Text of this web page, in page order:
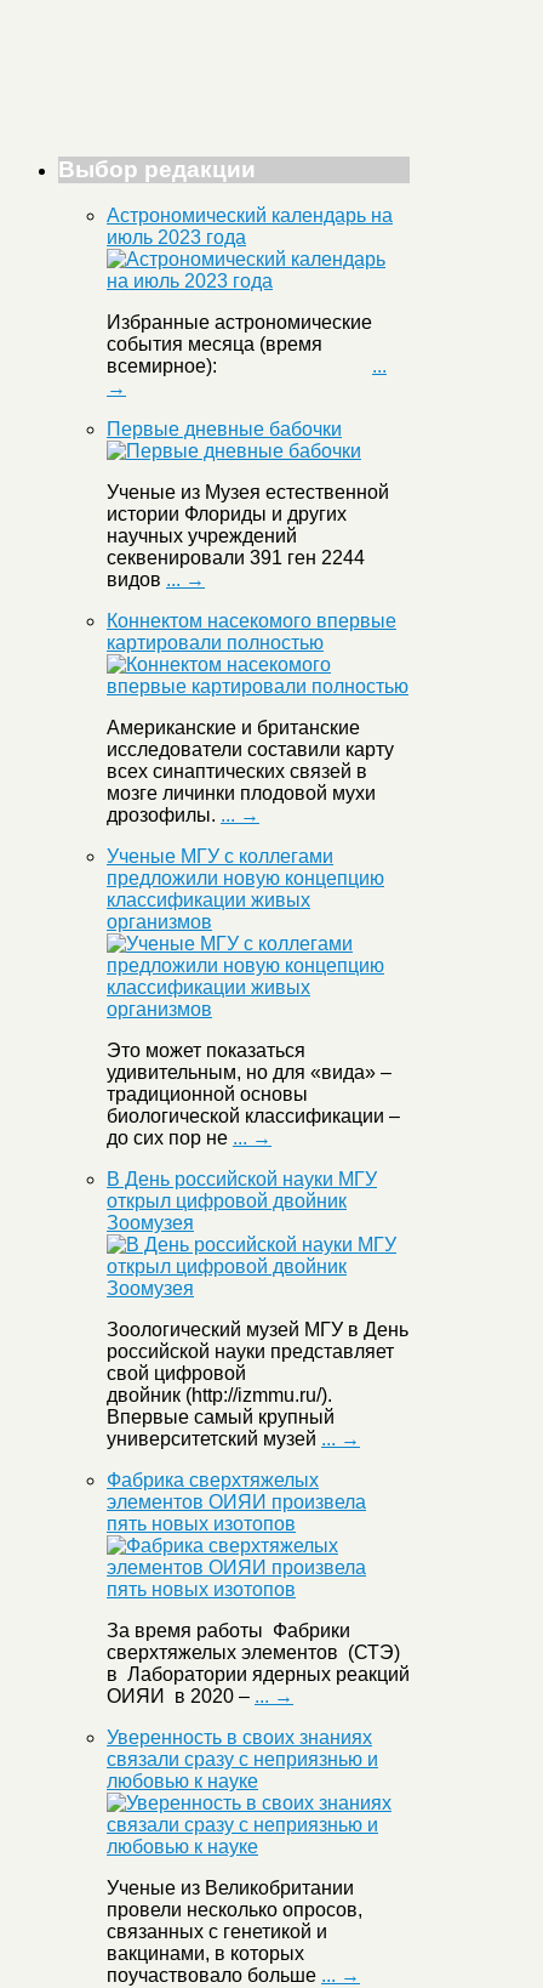
Выбор редакции
Астрономический календарь на
июль 2023 года
Избранные астрономические
события месяца (время
всемирное): ...
→
Первые дневные бабочки
Ученые из Музея естественной
истории Флориды и других
научных учреждений
секвенировали 391 ген 2244
видов ... →
Коннектом насекомого впервые
картировали полностью
Американские и британские
исследователи составили карту
всех синаптических связей в
мозге личинки плодовой мухи
дрозофилы. ... →
Ученые МГУ с коллегами
предложили новую концепцию
классификации живых
организмов
Это может показаться
удивительным, но для «вида» –
традиционной основы
биологической классификации –
до сих пор не ... →
В День российской науки МГУ
открыл цифровой двойник
Зоомузея
Зоологический музей МГУ в День
российской науки представляет
свой цифровой
двойник (http://izmmu.ru/).
Впервые самый крупный
университетский музей ... →
Фабрика сверхтяжелых
элементов ОИЯИ произвела
пять новых изотопов
За время работы Фабрики
сверхтяжелых элементов (СТЭ)
в Лаборатории ядерных реакций
ОИЯИ в 2020 – ... →
Уверенность в своих знаниях
связали сразу с неприязнью и
любовью к науке
Ученые из Великобритании
провели несколько опросов,
связанных с генетикой и
вакцинами, в которых
поучаствовало больше ... →